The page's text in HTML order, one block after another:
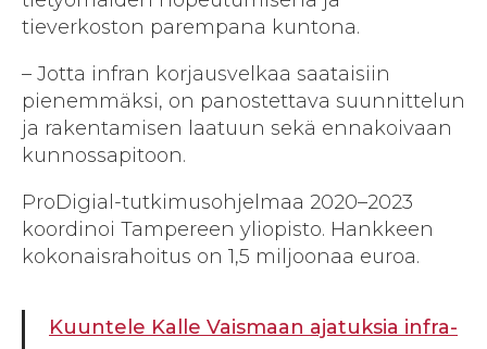
tieverkoston parempana kuntona.
– Jotta infran korjausvelkaa saataisiin
pienemmäksi, on panostettava suunnittelun
ja rakentamisen laatuun sekä ennakoivaan
kunnossapitoon.
ProDigial-tutkimusohjelmaa 2020–2023
koordinoi Tampereen yliopisto. Hankkeen
kokonaisrahoitus on 1,5 miljoonaa euroa.
Kuuntele Kalle Vaismaan ajatuksia infra-